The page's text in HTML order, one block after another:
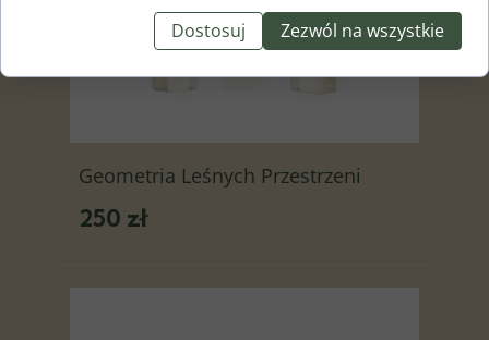
Geometria Leśnych Przestrzeni
250 zł
Dostosuj Zezwól na wszystkie